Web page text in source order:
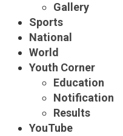
Gallery
Sports
National
World
Youth Corner
Education
Notification
Results
YouTube